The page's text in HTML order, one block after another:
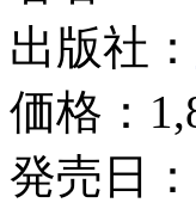
出版社：
価格：
発売日